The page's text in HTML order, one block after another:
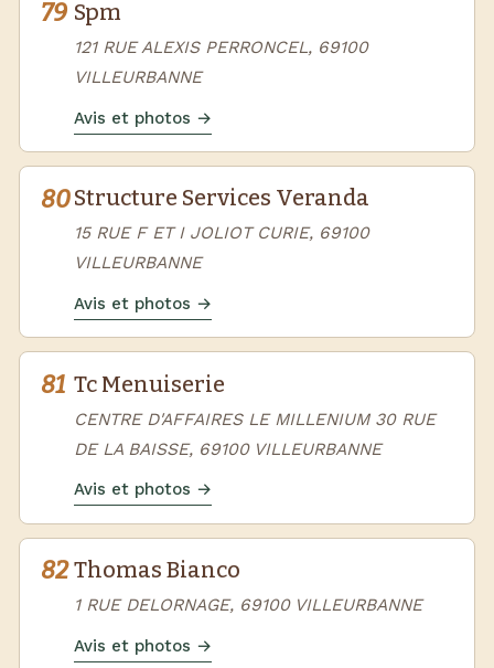
79 Spm
121 RUE ALEXIS PERRONCEL, 69100
VILLEURBANNE
Avis et photos →
80Structure Services Veranda
15 RUE F ET I JOLIOT CURIE, 69100
VILLEURBANNE
Avis et photos →
81 Tc Menuiserie
CENTRE D'AFFAIRES LE MILLENIUM 30 RUE
DE LA BAISSE, 69100 VILLEURBANNE
Avis et photos →
82 Thomas Bianco
1 RUE DELORNAGE, 69100 VILLEURBANNE
Avis et photos →